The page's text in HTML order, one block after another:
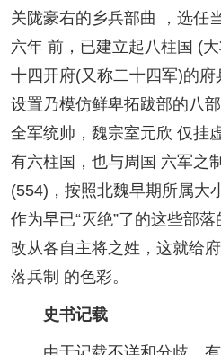
关陇豪右的乡兵部曲 ，选任
六年 前，已建立起八柱国 (
十四开府(又称二十四军)的
设置乃模仿鲜卑拓跋部的八
全军统帅，魏宗室元欣 仅挂
有六柱国，也与周国 六军之
(554)，按照北魏早期所属大
作为早已“灭绝”了的这些部
改从各自主将之姓，这就给
落兵制 的色彩。
史书记载